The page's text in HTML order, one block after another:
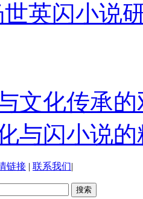
世英闪小说
文化传承
与闪小说
链接 | 联系我们|